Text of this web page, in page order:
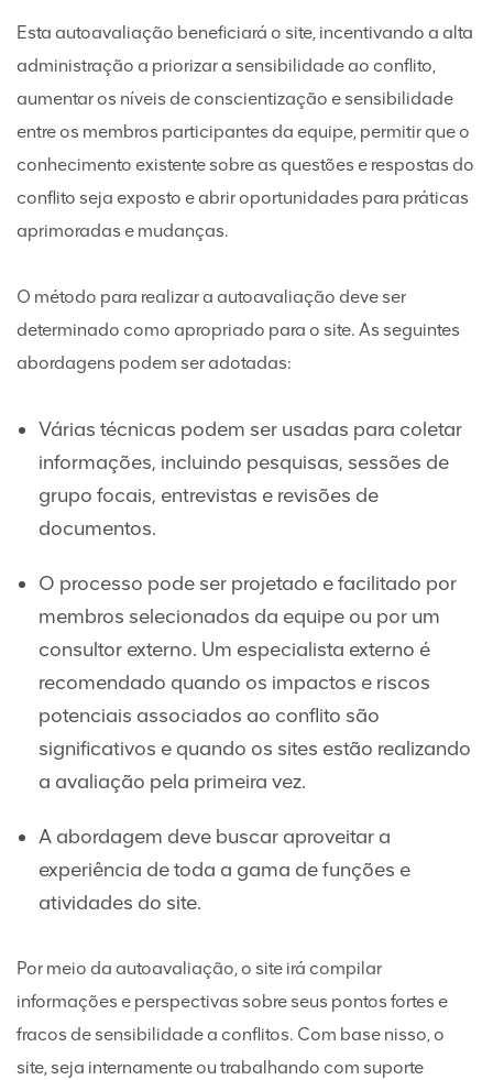
Esta autoavaliação beneficiará o site, incentivando a alta
administração a priorizar a sensibilidade ao conflito,
aumentar os níveis de conscientização e sensibilidade
entre os membros participantes da equipe, permitir que o
conhecimento existente sobre as questões e respostas do
conflito seja exposto e abrir oportunidades para práticas
aprimoradas e mudanças.
O método para realizar a autoavaliação deve ser
determinado como apropriado para o site. As seguintes
abordagens podem ser adotadas:
Várias técnicas podem ser usadas para coletar
informações, incluindo pesquisas, sessões de
grupo focais, entrevistas e revisões de
documentos.
O processo pode ser projetado e facilitado por
membros selecionados da equipe ou por um
consultor externo. Um especialista externo é
recomendado quando os impactos e riscos
potenciais associados ao conflito são
significativos e quando os sites estão realizando
a avaliação pela primeira vez.
A abordagem deve buscar aproveitar a
experiência de toda a gama de funções e
atividades do site.
Por meio da autoavaliação, o site irá compilar
informações e perspectivas sobre seus pontos fortes e
fracos de sensibilidade a conflitos. Com base nisso, o
site, seja internamente ou trabalhando com suporte